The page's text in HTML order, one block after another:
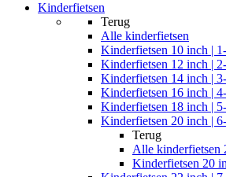
Kinderfietsen
Terug
Alle kinderfietsen
Kinderfietsen 10 inch |
Kinderfietsen 12 inch |
Kinderfietsen 14 inch |
Kinderfietsen 16 inch |
Kinderfietsen 18 inch |
Kinderfietsen 20 inch |
Terug
Alle kinderfietsen
Kinderfietsen 20